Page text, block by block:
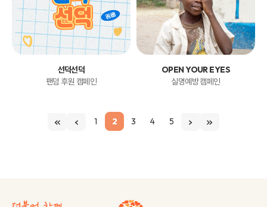
선덕선덕
팬덤 후원 캠페인
OPEN YOUR EYES
실명예방 캠페인
1 2 3 4 5